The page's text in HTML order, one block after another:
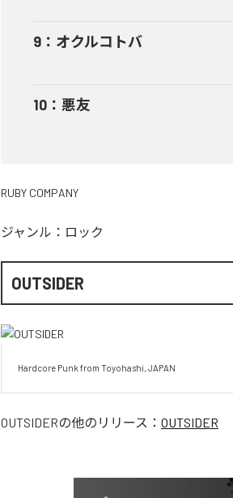
9 ： オクルコトバ
10 ： 悪友
RUBY COMPANY
ジャンル： ロック
OUTSIDER
Hardcore Punk from Toyohashi, JAPAN
OUTSIDERの他のリリース： OUTSIDER